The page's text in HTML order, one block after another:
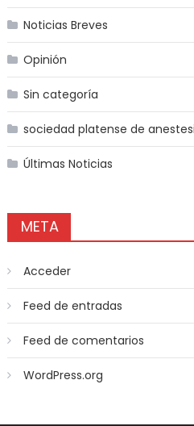
Noticias Breves
Opinión
Sin categoría
sociedad platense de
Últimas Noticias
META
Acceder
Feed de entradas
Feed de comentarios
WordPress.org